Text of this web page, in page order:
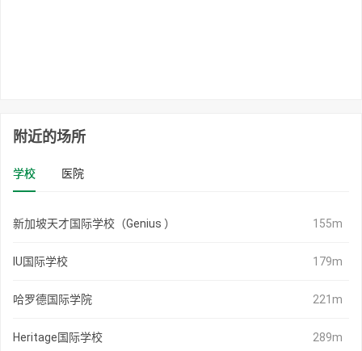
附近的场所
学校 医院
新加坡天才国际学校（Genius ） 155m
IU国际学校 179m
哈罗德国际学院 221m
Heritage国际学校 289m